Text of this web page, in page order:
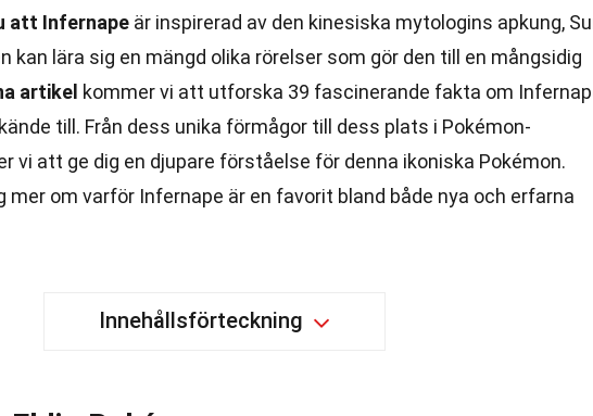
att Infernape är inspirerad av den kinesiska mytologins apkung,
kan lära sig en mängd olika rörelser som gör den till en mångsidig
artikel kommer vi att utforska 39 fascinerande fakta om
till. Från dess unika förmågor till dess plats i Pokémon-
vi att ge dig en djupare förståelse för denna ikoniska Pokémon.
mer om varför Infernape är en favorit bland både nya och erfarna
Innehållsförteckning